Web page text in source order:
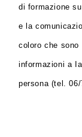
di formazione
e la
coloro che
informazioni a
persona (tel.